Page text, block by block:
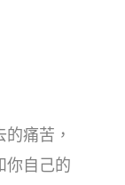
痛苦，
你自己的